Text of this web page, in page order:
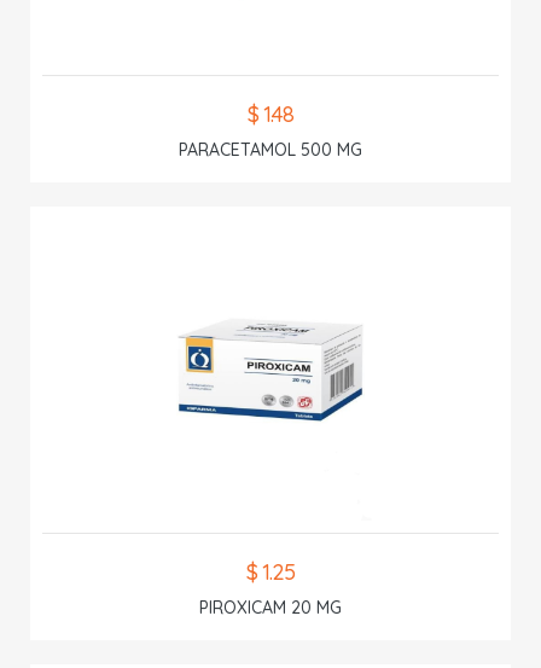
$ 1.48
PARACETAMOL 500 MG
$ 1.25
PIROXICAM 20 MG